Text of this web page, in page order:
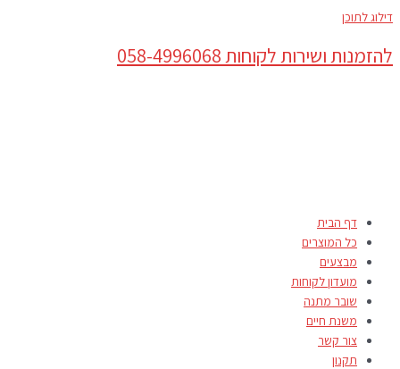
דילוג לתוכן
להזמנות ושירות לקוחות 058-4996068
דף הבית
כל המוצרים
מבצעים
מועדון לקוחות
שובר מתנה
משנת חיים
צור קשר
תקנון